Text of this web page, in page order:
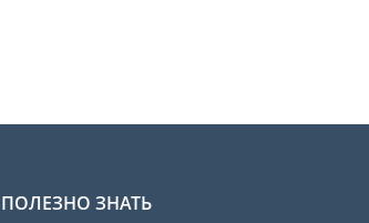
ПОЛЕЗНО ЗНАТЬ